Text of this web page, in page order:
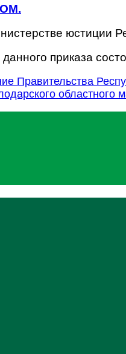
юстиции
приказа
Правительства
областного